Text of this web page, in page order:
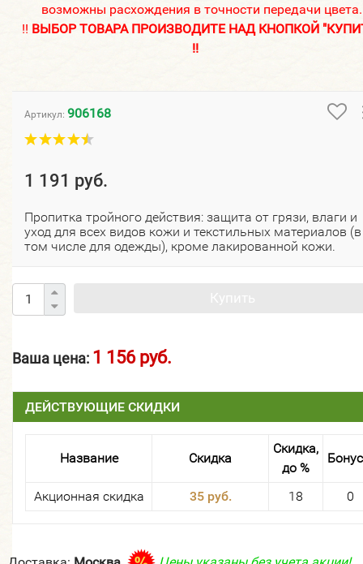
возможны расхождения в точности передачи цвета.
!! ВЫБОР ТОВАРА ПРОИЗВОДИТЕ НАД КНОПКОЙ
!!
Артикул: 906168
1 191 руб.
Пропитка тройного действия: защита от грязи, влаги и
уход для всех видов кожи и текстильных материалов (в
том числе для одежды), кроме лакированной кожи.
Ваша цена: 1 156 руб.
ДЕЙСТВУЮЩИЕ СКИДКИ
Название Скидка
Скидка,
до %
Акционная скидка 35 руб. 18 0